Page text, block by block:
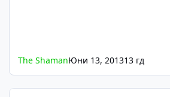
The ShamanЮни 13, 201313 гд